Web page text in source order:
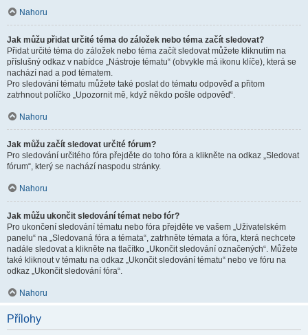
Nahoru
Jak můžu přidat určité téma do záložek nebo téma začít sledovat?
Přidat určité téma do záložek nebo téma začít sledovat můžete kliknutím na
příslušný odkaz v nabídce „Nástroje tématu“ (obvykle má ikonu klíče), která se
nachází nad a pod tématem.
Pro sledování tématu můžete také poslat do tématu odpověď a přitom
zatrhnout políčko „Upozornit mě, když někdo pošle odpověď“.
Nahoru
Jak můžu začít sledovat určité fórum?
Pro sledování určitého fóra přejděte do toho fóra a klikněte na odkaz „Sledovat
fórum“, který se nachází naspodu stránky.
Nahoru
Jak můžu ukončit sledování témat nebo fór?
Pro ukončení sledování tématu nebo fóra přejděte ve vašem „Uživatelském
panelu“ na „Sledovaná fóra a témata“, zatrhněte témata a fóra, která nechcete
nadále sledovat a klikněte na tlačítko „Ukončit sledování označených“. Můžete
také kliknout v tématu na odkaz „Ukončit sledování tématu“ nebo ve fóru na
odkaz „Ukončit sledování fóra“.
Nahoru
Přílohy